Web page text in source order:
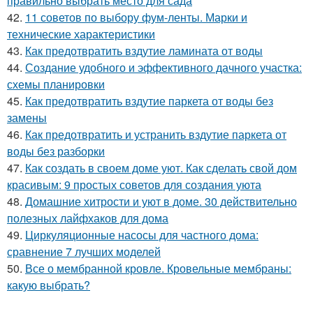
42. 11 советов по выбору фум-ленты. Марки и
технические характеристики
43. Как предотвратить вздутие ламината от воды
44. Создание удобного и эффективного дачного участка:
схемы планировки
45. Как предотвратить вздутие паркета от воды без
замены
46. Как предотвратить и устранить вздутие паркета от
воды без разборки
47. Как создать в своем доме уют. Как сделать свой дом
красивым: 9 простых советов для создания уюта
48. Домашние хитрости и уют в доме. 30 действительно
полезных лайфхаков для дома
49. Циркуляционные насосы для частного дома:
сравнение 7 лучших моделей
50. Все о мембранной кровле. Кровельные мембраны:
какую выбрать?